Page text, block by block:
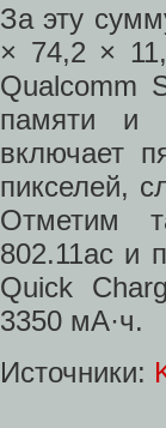
За эту
× 74,2 ×
Qualcomm
памяти и
включает
пикселей,
Отметим
802.11ac и
Quick
3350 мА·ч.
Источники: